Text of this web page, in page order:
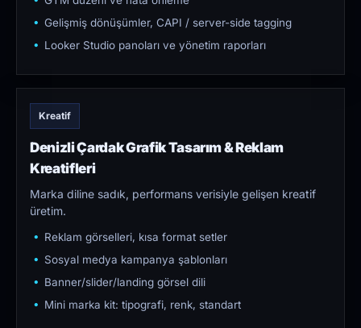
Gelişmiş dönüşümler, CAPI / server-side tagging
Looker Studio panoları ve yönetim raporları
Kreatif
Denizli Çardak Grafik Tasarım & Reklam
Kreatifleri
Marka diline sadık, performans verisiyle gelişen kreatif
üretim.
Reklam görselleri, kısa format setler
Sosyal medya kampanya şablonları
Banner/slider/landing görsel dili
Mini marka kit: tipografi, renk, standart